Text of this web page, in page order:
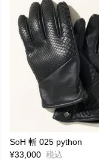
SoH 斬 025 python
¥33,000 税込